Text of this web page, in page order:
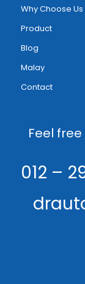
Why Choose Us
Product
Blog
Malay
Contact
Feel
012 –